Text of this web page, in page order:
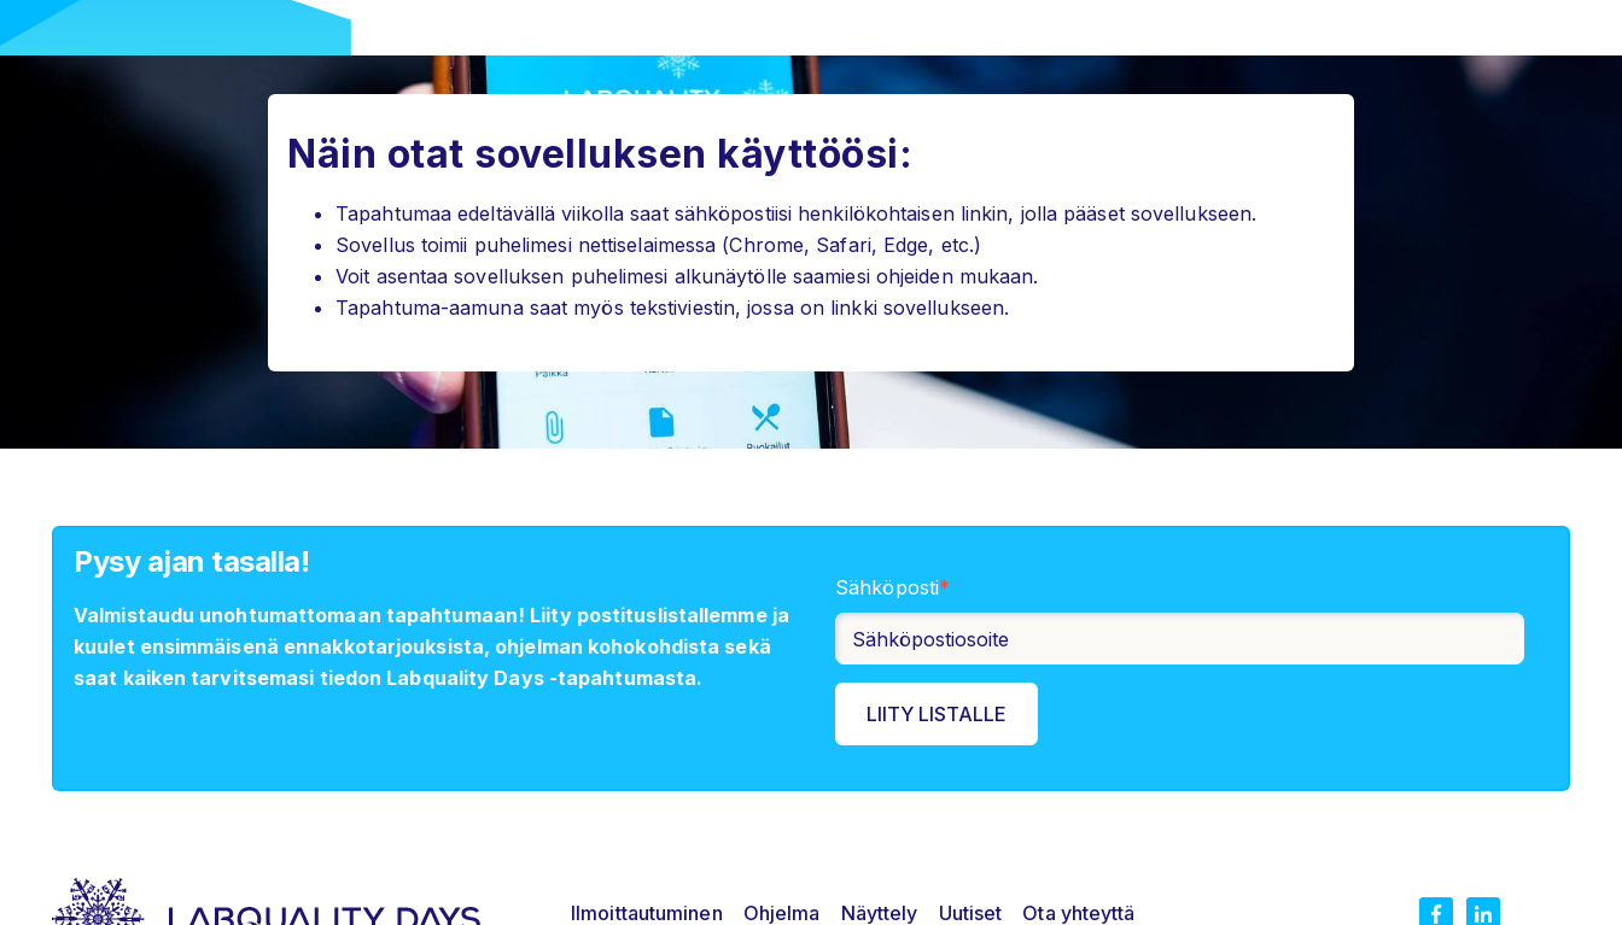
Näin otat sovelluksen käyttöösi:
Tapahtumaa edeltävällä viikolla saat sähköpostiisi henkilökohtaisen linkin, jolla pääset sovellukseen.
Sovellus toimii puhelimesi nettiselaimessa (Chrome, Safari, Edge, etc.)
Voit asentaa sovelluksen puhelimesi alkunäytölle saamiesi ohjeiden mukaan.
Tapahtuma-aamuna saat myös tekstiviestin, jossa on linkki sovellukseen.
Pysy ajan tasalla!
Valmistaudu unohtumattomaan tapahtumaan! Liity postituslistallemme ja
kuulet ensimmäisenä ennakkotarjouksista, ohjelman kohokohdista sekä
saat kaiken tarvitsemasi tiedon Labquality Days -tapahtumasta.
Sähköposti*
Ilmoittautuminen Ohjelma Näyttely Uutiset Ota yhteyttä